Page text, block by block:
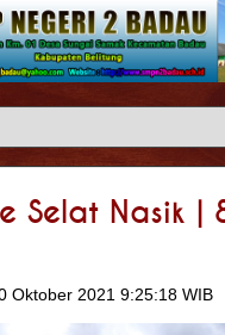
Selat Nasik |
Oktober 2021 9:25:18 WIB